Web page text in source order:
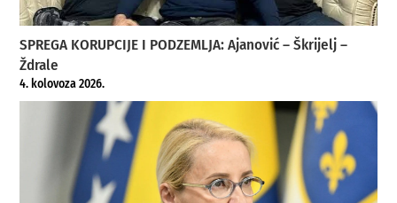
SPREGA KORUPCIJE I PODZEMLJA: Ajanović – Škrijelj –
Ždrale
4. kolovoza 2026.